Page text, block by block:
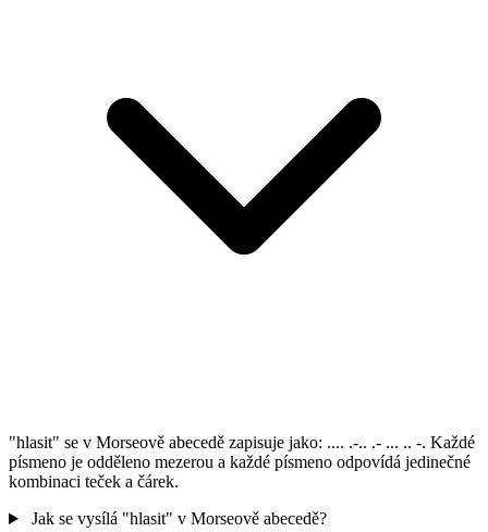
"hlasit" se v Morseově abecedě zapisuje jako: .... .-.. .- ... .. -. Každé
písmeno je odděleno mezerou a každé písmeno odpovídá jedinečné
kombinaci teček a čárek.
Jak se vysílá "hlasit" v Morseově abecedě?